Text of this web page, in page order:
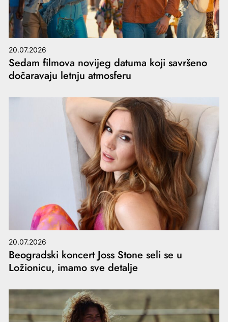
20.07.2026
Sedam filmova novijeg datuma koji savršeno
dočaravaju letnju atmosferu
20.07.2026
Beogradski koncert Joss Stone seli se u
Ložionicu, imamo sve detalje